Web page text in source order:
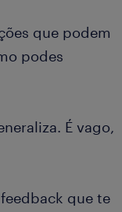
que podem
podes
É vago,
que te